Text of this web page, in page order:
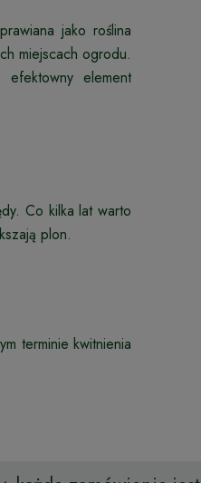
jako roślina
miejscach ogrodu.
element
Co kilka lat warto
plon.
terminie kwitnienia